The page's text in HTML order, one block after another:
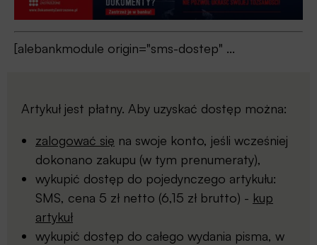
[alebankmodule origin="sms-dostep" ...
Artykuł jest płatny. Aby uzyskać dostęp można:
zalogować się na swoje konto, jeśli wcześniej
dokonano zakupu (w tym prenumeraty),
wykupić dostęp do pojedynczego artykułu:
SMS, cena 5 zł netto (6,15 zł brutto) - kup
artykuł
wykupić dostęp do całego wydania pisma, w